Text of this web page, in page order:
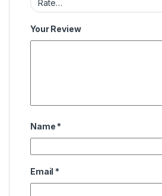
Your Review
Name *
Email *